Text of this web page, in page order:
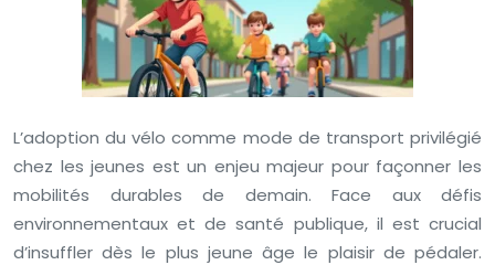
L’adoption du vélo comme mode de transport privilégié
chez les jeunes est un enjeu majeur pour façonner les
mobilités durables de demain. Face aux défis
environnementaux et de santé publique, il est crucial
d’insuffler dès le plus jeune âge le plaisir de pédaler.